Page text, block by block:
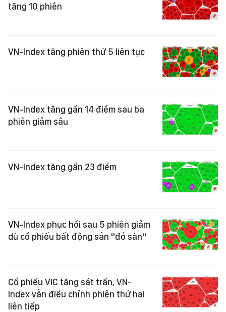
tăng 10 phiên
VN-Index tăng phiên thứ 5 liên tục
VN-Index tăng gần 14 điểm sau ba
phiên giảm sâu
VN-Index tăng gần 23 điểm
VN-Index phục hồi sau 5 phiên giảm
dù cổ phiếu bất động sản "đỏ sàn"
Cổ phiếu VIC tăng sát trần, VN-
Index vẫn điều chỉnh phiên thứ hai
liên tiếp